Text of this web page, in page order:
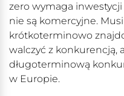
zero wymaga
nie są komercyjne.
krótkoterminowo
walczyć z konkurencją,
długoterminową
w Europie.